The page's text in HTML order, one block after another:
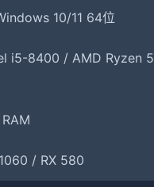
10/11 64位
i5-8400 / AMD Ryzen 5
/ RX 580